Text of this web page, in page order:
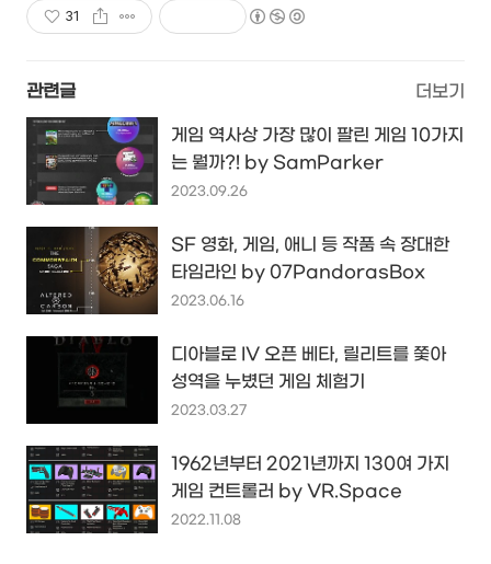
31
관련글 더보기
게임 역사상 가장 많이 팔린 게임 10가지
는 뭘까?! by SamParker
2023.09.26
SF 영화, 게임, 애니 등 작품 속 장대한
타임라인 by 07PandorasBox
2023.06.16
디아블로 IV 오픈 베타, 릴리트를 쫓아
성역을 누볐던 게임 체험기
2023.03.27
1962년부터 2021년까지 130여 가지
게임 컨트롤러 by VR.Space
2022.11.08